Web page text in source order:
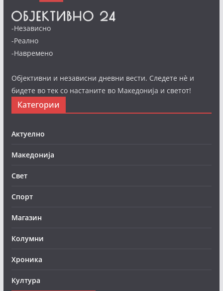
-Независно
-Реално
-Навремено
Објективни и независни дневни вести. Следете нè и
бидете во тек со настаните во Македонија и светот!
Категории
Актуелно
Македонија
Свет
Спорт
Магазин
Колумни
Хроника
Култура